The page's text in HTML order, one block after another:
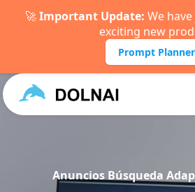
🚀Important Update: We
exciting new
Prompt Planner
Anuncios Búsqueda